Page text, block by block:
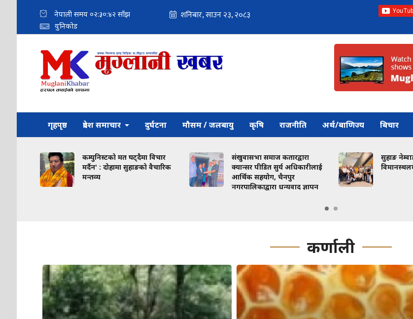
नेपाली समय ०२:३०:४४ साँझ
युनिकोड
गृहपृष्ठ प्रदेश समाचार दुर्घटना मौसम / जलबायु कृषि राजनीति अर्थ/बाणिज्य बिचार
कम्युनिस्टको मत घट्दैमा विचार
मर्दैन' : दोहामा सुहाङको वैचारिक
मन्तव्य
संखुवासभा समाज कतारद्वारा
क्यान्सर पीडित सुर्य अधिकारीलाई
आर्थिक सहयोग, चैनपुर
नगरपालिकाद्वारा धन्यवाद ज्ञापन
सुहाङ नेम्वाङ दोहामा :
विमानस्थलमै भव्य स्वागत
कर्णाली